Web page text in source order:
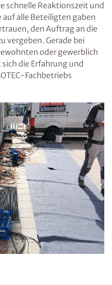
schnelle Reaktionszeit und
alle Beteiligten gaben
den Auftrag an die
vergeben. Gerade bei
oder gewerblich
die Erfahrung und
Fachbetriebs